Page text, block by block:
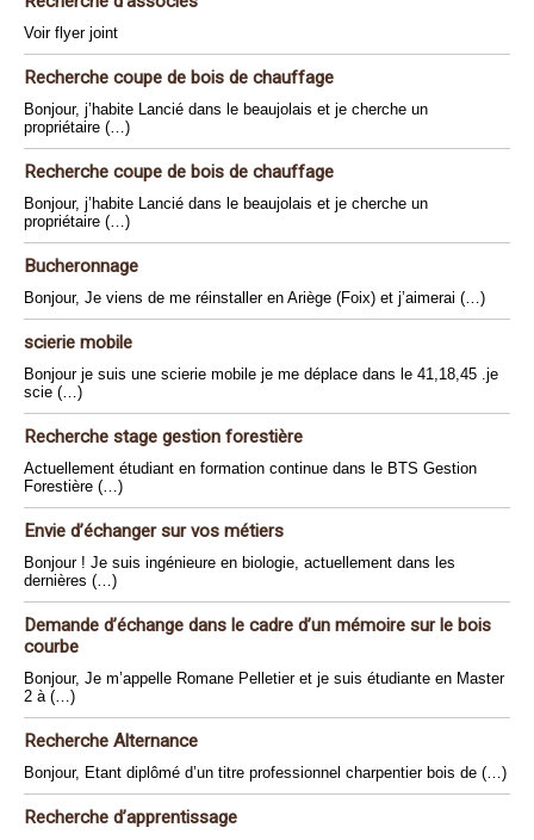
Voir flyer joint
Recherche coupe de bois de chauffage
Bonjour, j’habite Lancié dans le beaujolais et je cherche un
propriétaire (…)
Recherche coupe de bois de chauffage
Bonjour, j’habite Lancié dans le beaujolais et je cherche un
propriétaire (…)
Bucheronnage
Bonjour, Je viens de me réinstaller en Ariège (Foix) et j’aimerai (…)
scierie mobile
Bonjour je suis une scierie mobile je me déplace dans le 41,18,45 .je
scie (…)
Recherche stage gestion forestière
Actuellement étudiant en formation continue dans le BTS Gestion
Forestière (…)
Envie d’échanger sur vos métiers
Bonjour ! Je suis ingénieure en biologie, actuellement dans les
dernières (…)
Demande d’échange dans le cadre d’un mémoire sur le bois
courbe
Bonjour, Je m’appelle Romane Pelletier et je suis étudiante en Master
2 à (…)
Recherche Alternance
Bonjour, Etant diplômé d’un titre professionnel charpentier bois de (…)
Recherche d’apprentissage